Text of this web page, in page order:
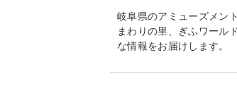
岐阜県のアミューズメン
まわりの里、ぎふワール
な情報をお届けします。